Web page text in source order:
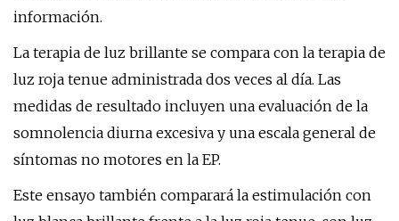
información.
La terapia de luz brillante se compara con la terapia de
luz roja tenue administrada dos veces al día. Las
medidas de resultado incluyen una evaluación de la
somnolencia diurna excesiva y una escala general de
síntomas no motores en la EP.
Este ensayo también comparará la estimulación con